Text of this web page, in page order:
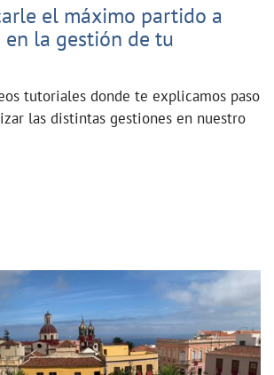
el máximo partido a
la gestión de tu
tutoriales donde te explicamos paso
las distintas gestiones en nuestro